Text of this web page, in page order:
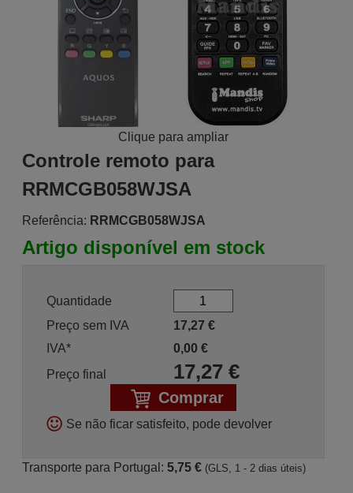
Clique para ampliar
Controle remoto para
RRMCGB058WJSA
Referência: RRMCGB058WJSA
Artigo disponível em stock
Quantidade
Preço sem IVA
17,27 €
IVA*
0,00 €
Preço final
17,27€
Comprar
Se não ficar satisfeito, pode devolver
Transporte para Portugal: 5,75 € (GLS, 1 - 2 dias úteis)